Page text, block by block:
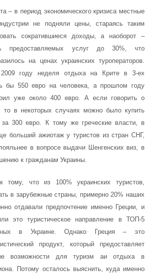
– в период экономического кризиса местные
не подняли цены, стараясь таким
сократившиеся доходы, а наоборот –
предоставляемых услуг до 30%, что
на ценах украинских туроператоров.
году неделя отдыха на Крите в 3-ех
бы 550 евро на человека, а прошлом году
уже около 400 евро. А если говорить о
то в некоторых случаях можно было купить
300 евро. К тому же греческие власти, в
больший ажиотаж у туристов из стран СНГ,
в вопросе выдачи Шенгенских виз, в
к гражданам Украины.
тому, что из 100% украинских туристов,
в зарубежные страны, примерно 20% наших
отдавали предпочтение именно Греции, и
это туристическое направление в ТОП-5
в Украине. Однако Греция – это
продукт, который предоставляет
возможности для туризм аи отдыха в
Потому осталось выяснить, куда именно